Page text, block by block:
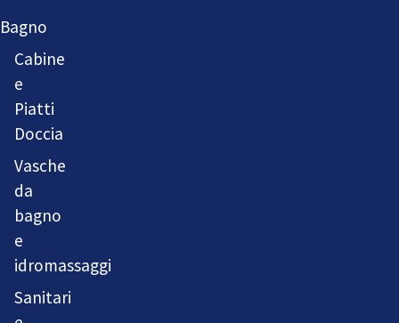
Bagno
Cabine
e
Piatti
Doccia
Vasche
da
bagno
e
idromassaggi
Sanitari